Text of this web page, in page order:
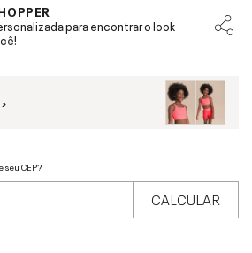
para encontrar o look
seu CEP?
CALCULAR